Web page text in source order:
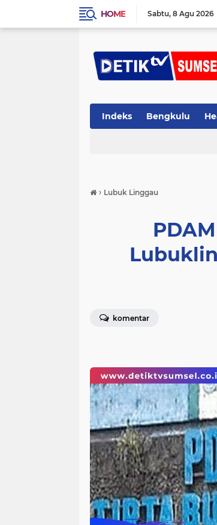
HOME Sabtu 8 Agu 2026
Indeks Bengkulu
› Lubuk Linggau
komentar